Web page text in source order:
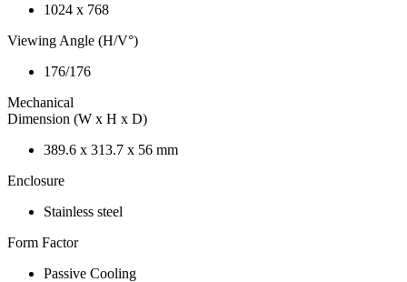
1024 x 768
Viewing Angle (H/V°)
176/176
Mechanical
Dimension (W x H x D)
389.6 x 313.7 x 56 mm
Enclosure
Stainless steel
Form Factor
Passive Cooling